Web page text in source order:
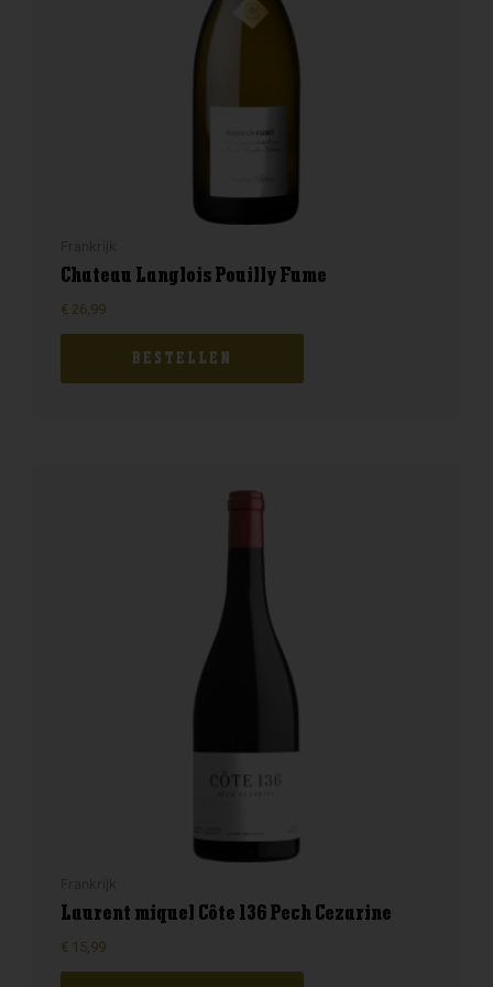
Chateau Langlois Pouilly Fume
€ 26,99
BESTELLEN
Laurent miquel Côte 136 Pech Cezarine
€ 15,99